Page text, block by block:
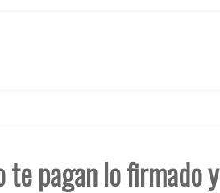
te pagan lo firmado y